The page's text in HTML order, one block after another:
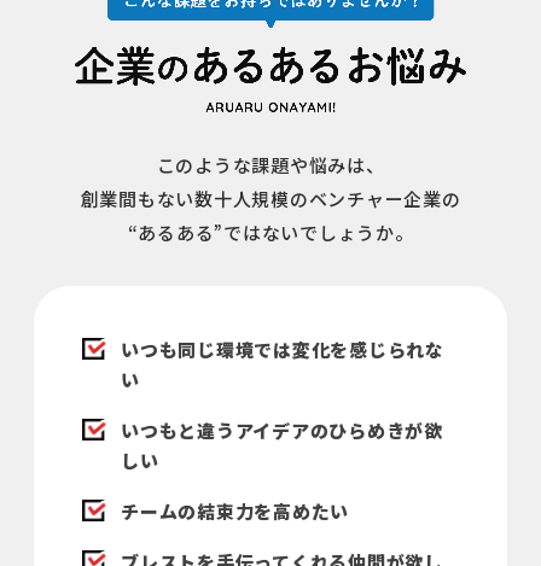
このような課題や悩みは、
創業間もない数⼗⼈規模のベンチャー企業の
“あるある”ではないでしょうか。
いつも同じ環境では変化を感じられな
い
いつもと違うアイデアのひらめきが欲
しい
チームの結束⼒を⾼めたい